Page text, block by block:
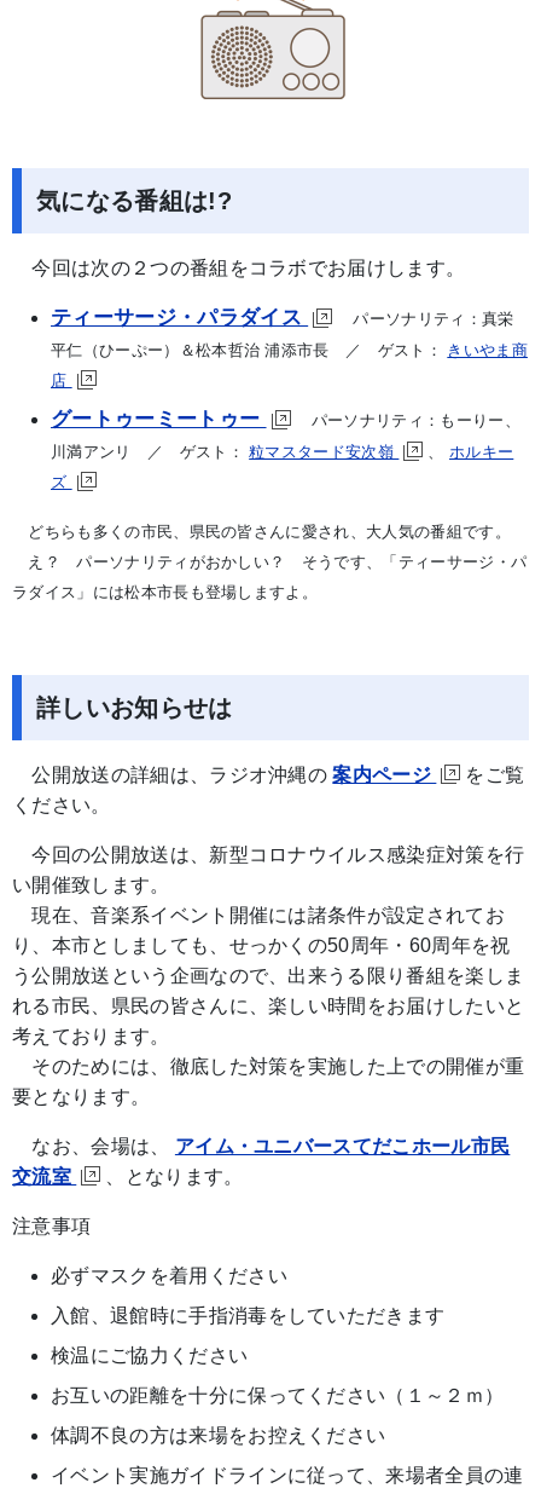
気になる番組は!?
今回は次の２つの番組をコラボでお届けします。
ティーサージ・パラダイス
パーソナリティ：真栄
平仁（ひーぷー）＆松本哲治 浦添市長 ／ ゲスト：
きいやま商
店
グートゥーミートゥー
パーソナリティ：もーりー、
川満アンリ ／ ゲスト：粒マスタード安次嶺 、ホルキー
ズ
​ どちらも多くの市民、県民の皆さんに愛され、大人気の番組です。
え？ パーソナリティがおかしい？ そうです、「ティーサージ・パ
ラダイス」には松本市長も登場しますよ。
詳しいお知らせは
公開放送の詳細は、ラジオ沖縄の案内ページ
をご覧
ください。
今回の公開放送は、新型コロナウイルス感染症対策を行
い開催致します。
現在、音楽系イベント開催には諸条件が設定されてお
り、本市としましても、せっかくの50周年・60周年を祝
う公開放送という企画なので、出来うる限り番組を楽しま
れる市民、県民の皆さんに、楽しい時間をお届けしたいと
考えております。
そのためには、徹底した対策を実施した上での開催が重
要となります。
なお、会場は、 アイム・ユニバースてだこホール市民
交流室
、となります。
注意事項
必ずマスクを着用ください
入館、退館時に手指消毒をしていただきます
検温にご協力ください
お互いの距離を十分に保ってください（１～２ｍ）
体調不良の方は来場をお控えください
イベント実施ガイドラインに従って、来場者全員の連